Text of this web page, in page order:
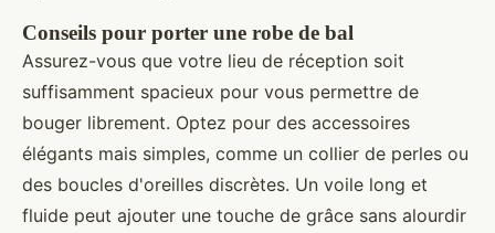
Conseils pour porter une robe de bal
Assurez-vous que votre lieu de réception soit
suffisamment spacieux pour vous permettre de
bouger librement. Optez pour des accessoires
élégants mais simples, comme un collier de perles ou
des boucles d'oreilles discrètes. Un voile long et
fluide peut ajouter une touche de grâce sans alourdir